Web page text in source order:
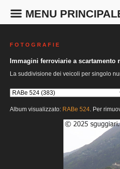
MENU
F O T O G R A F I E
Immagini ferroviarie a scartamento
La suddivisione dei veicoli per singolo
Album visualizzato: RABe 524. Per